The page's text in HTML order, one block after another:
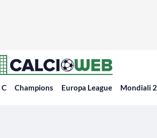
C Champions Europa League Mondiali